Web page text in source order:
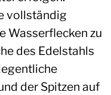
vollständig
Wasserflecken zu
des Edelstahls
der Spitzen auf